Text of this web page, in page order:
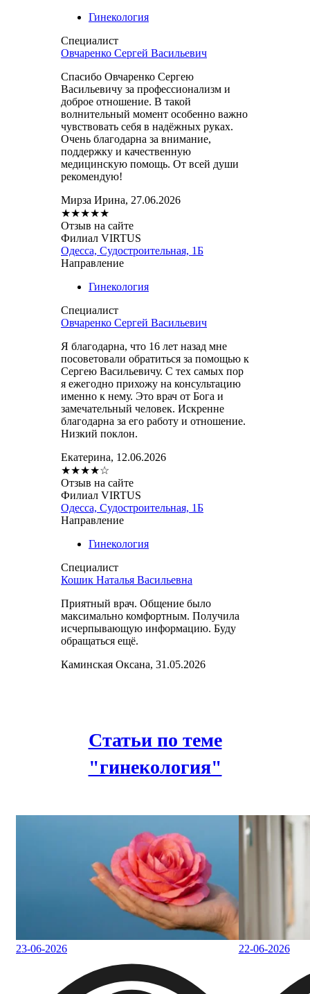
Гинекология
Специалист
Овчаренко Сергей Васильевич
Спасибо Овчаренко Сергею
Васильевичу за профессионализм и
доброе отношение. В такой
волнительный момент особенно важно
чувствовать себя в надёжных руках.
Очень благодарна за внимание,
поддержку и качественную
медицинскую помощь. От всей души
рекомендую!
Мирза Ирина, 27.06.2026
★★★★★
Отзыв на сайте
Филиал VIRTUS
Одесса, Судостроительная, 1Б
Направление
Гинекология
Специалист
Овчаренко Сергей Васильевич
Я благодарна, что 16 лет назад мне
посоветовали обратиться за помощью к
Сергею Васильевичу. С тех самых пор
я ежегодно прихожу на консультацию
именно к нему. Это врач от Бога и
замечательный человек. Искренне
благодарна за его работу и отношение.
Низкий поклон.
Екатерина, 12.06.2026
★★★★☆
Отзыв на сайте
Филиал VIRTUS
Одесса, Судостроительная, 1Б
Направление
Гинекология
Специалист
Кошик Наталья Васильевна
Приятный врач. Общение было
максимально комфортным. Получила
исчерпывающую информацию. Буду
обращаться ещё.
Каминская Оксана, 31.05.2026
Статьи по теме
"гинекология"
23-06-2026 22-06-2026